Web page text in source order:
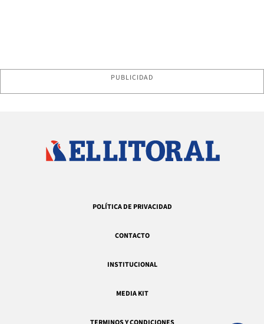
PUBLICIDAD
POLÍTICA DE PRIVACIDAD
CONTACTO
INSTITUCIONAL
MEDIA KIT